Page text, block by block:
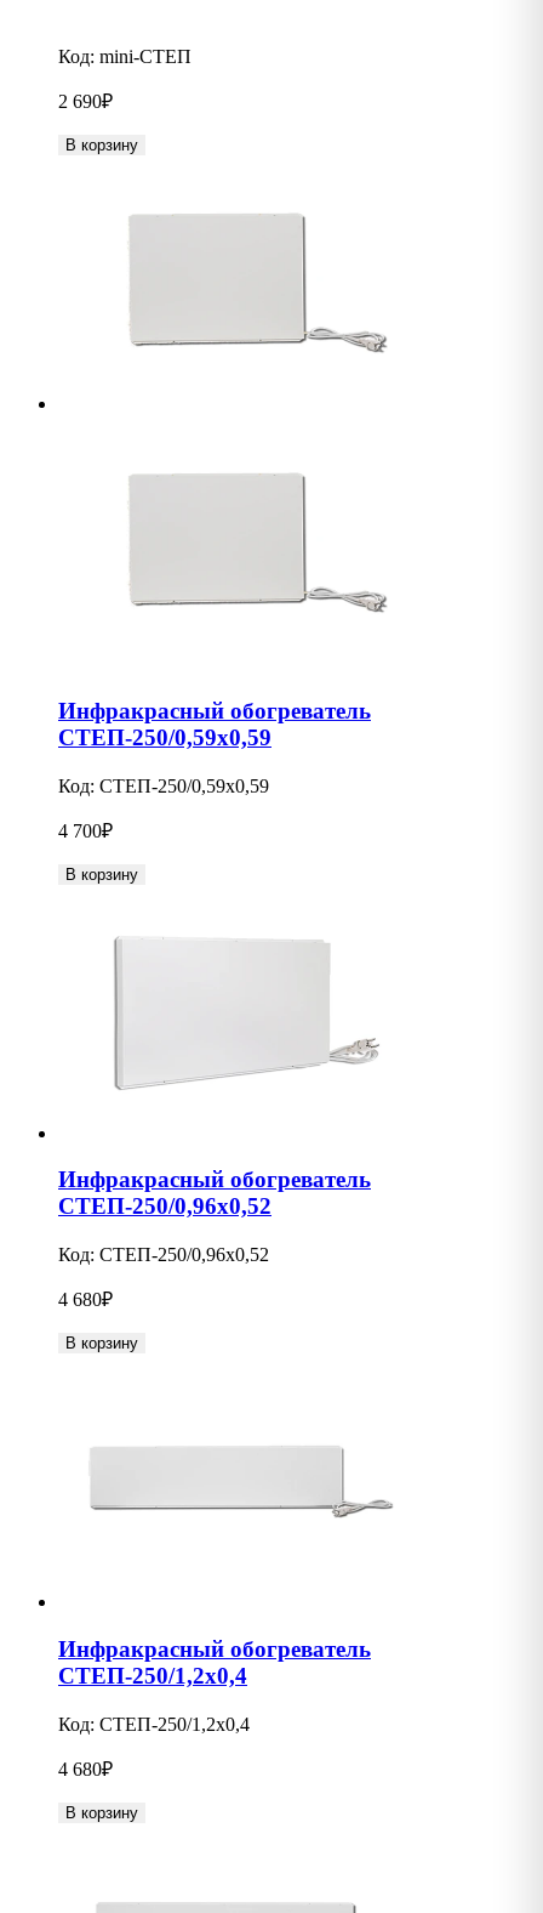
Код: mini-СТЕП
2 690₽
В корзину
Инфракрасный обогреватель
СТЕП-250/0,59х0,59
Код: СТЕП-250/0,59х0,59
4 700₽
В корзину
Инфракрасный обогреватель
СТЕП-250/0,96х0,52
Код: СТЕП-250/0,96х0,52
4 680₽
В корзину
Инфракрасный обогреватель
СТЕП-250/1,2х0,4
Код: СТЕП-250/1,2х0,4
4 680₽
В корзину